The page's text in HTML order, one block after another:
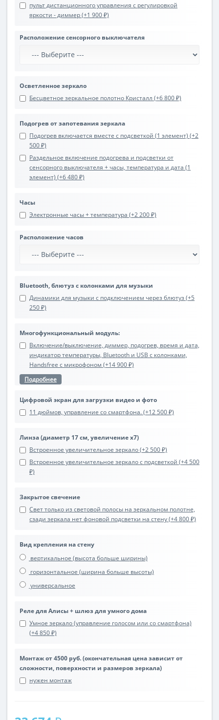
пульт дистанционного управления с регулировкой
яркости - диммер (+1 900 ₽)
Расположение сенсорного выключателя
Осветленное зеркало
Бесцветное зеркальное полотно Кристалл (+6 800 ₽)
Подогрев от запотевания зеркала
Подогрев включается вместе с подсветкой (1 элемент) (+2
500 ₽)
Раздельное включение подогрева и подсветки от
сенсорного выключателя + часы, температура и дата (1
элемент) (+6 480 ₽)
Часы
Электронные часы + температура (+2 200 ₽)
Расположение часов
Bluetooth, блютуз с колонками для музыки
Динамики для музыки с подключением через блютуз (+5
250 ₽)
Многофункциональный модуль:
Включение/выключение, диммер, подогрев, время и дата,
индикатор температуры, Bluetooth и USB с колонками,
Handsfree с микрофоном (+14 900 ₽)
Подробнее
Цифровой экран для загрузки видео и фото
11 дюймов, управление со смартфона. (+12 500 ₽)
Линза (диаметр 17 см, увеличение х7)
Встроенное увеличительное зеркало (+2 500 ₽)
Встроенное увеличительное зеркало с подсветкой (+4 500
₽)
Закрытое свечение
Свет только из световой полосы на зеркальном полотне,
сзади зеркала нет фоновой подсветки на стену (+4 800 ₽)
Вид крепления на стену
вертикальное (высота больше ширины)
горизонтальное (ширина больше высоты)
универсальное
Реле для Алисы + шлюз для умного дома
Умное зеркало (управление голосом или со смартфона)
(+4 850 ₽)
Монтаж от 4500 руб. (окончательная цена зависит от
сложности, поверхности и размеров зеркала)
нужен монтаж